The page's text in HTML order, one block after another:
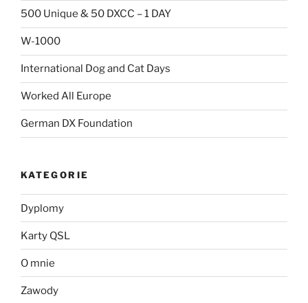
500 Unique & 50 DXCC – 1 DAY
W-1000
International Dog and Cat Days
Worked All Europe
German DX Foundation
KATEGORIE
Dyplomy
Karty QSL
O mnie
Zawody